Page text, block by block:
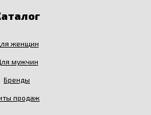
женщин
мужчин
Бренды
продаж